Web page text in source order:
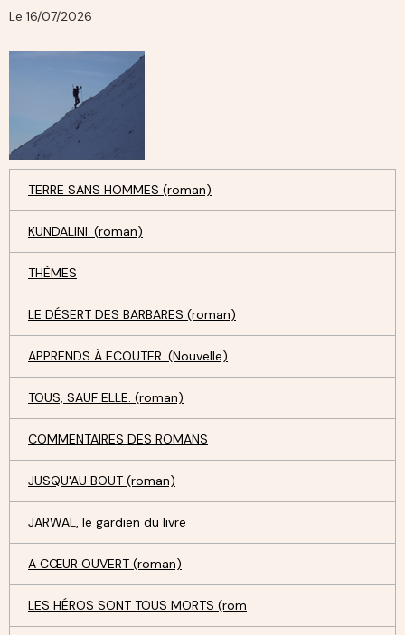
Le 16/07/2026
TERRE SANS HOMMES (roman)
KUNDALINI. (roman)
THÈMES
LE DÉSERT DES BARBARES (roman)
APPRENDS À ECOUTER. (Nouvelle)
TOUS, SAUF ELLE. (roman)
COMMENTAIRES DES ROMANS
JUSQU'AU BOUT (roman)
JARWAL, le gardien du livre
A CŒUR OUVERT (roman)
LES HÉROS SONT TOUS MORTS (rom